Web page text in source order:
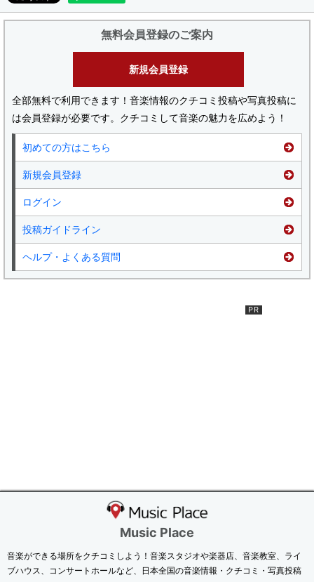
無料会員登録のご案内
新規会員登録
全部無料で利用できます！音楽情報のクチコミ投稿や写真投稿に
は会員登録が必要です。クチコミして音楽の魅力を広めよう！
初めての方はこちら
新規会員登録
ログイン
投稿ガイドライン
ヘルプ・よくある質問
Music Place
音楽ができる場所をクチコミしよう！音楽スタジオや楽器店、音楽教室、ライ
ブハウス、コンサートホールなど、日本全国の音楽情報・クチコミ・写真投稿